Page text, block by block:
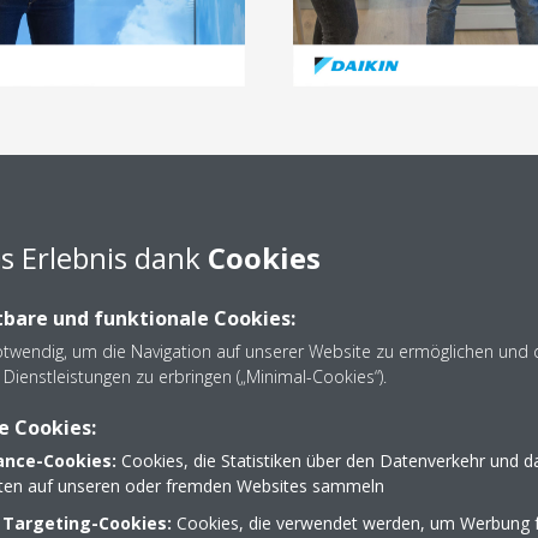
Airconditioning Central Europe HandelsgmbH und wurde 1999 mit
und Lösungen für Heizen, Klimatisieren, Kühlen und Kältetechnik.
Serviceaktivitäten zuständig. Das Daikin Central Europe
mehr als 560 Mitarbeiter*innen die Geschäftstätigkeit in weiteren
Ungarn, Rumänien, Bulgarien, Moldawien, Slowenien, Serbien,
Albanien, Polen). Seit 2018 präsentiert Daikin Österreich
Flagship-Store in der Westfield Shopping City Süd in
Erlebnis dank Cookies
und funktionale Cookies:
um die Navigation auf unserer Website zu ermöglichen und
zu erbringen („Minimal-Cookies“).
Cookies:
Cookies: Cookies, die Statistiken über den Datenverkehr und
auf unseren oder fremden Websites sammeln
Cookies: Cookies, die verwendet werden, um Werbung